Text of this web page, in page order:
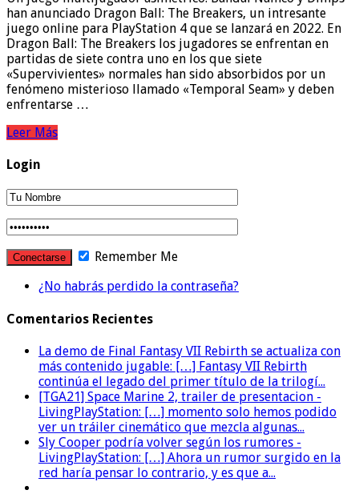
han anunciado Dragon Ball: The Breakers, un intresante
juego online para PlayStation 4 que se lanzará en 2022. En
Dragon Ball: The Breakers los jugadores se enfrentan en
partidas de siete contra uno en los que siete
«Supervivientes» normales han sido absorbidos por un
fenómeno misterioso llamado «Temporal Seam» y deben
enfrentarse …
Leer Más
Login
Remember Me
¿No habrás perdido la contraseña?
Comentarios Recientes
La demo de Final Fantasy VII Rebirth se actualiza con
más contenido jugable: […] Fantasy VII Rebirth
continúa el legado del primer título de la trilogí...
[TGA21] Space Marine 2, trailer de presentacion -
LivingPlayStation: […] momento solo hemos podido
ver un tráiler cinemático que mezcla algunas...
Sly Cooper podría volver según los rumores -
LivingPlayStation: […] Ahora un rumor surgido en la
red haría pensar lo contrario, y es que a...